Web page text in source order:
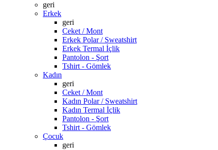
geri
Erkek
geri
Ceket / Mont
Erkek Polar / Sweatshirt
Erkek Termal İçlik
Pantolon - Şort
Tshirt - Gömlek
Kadın
geri
Ceket / Mont
Kadın Polar / Sweatshirt
Kadın Termal İçlik
Pantolon - Şort
Tshirt - Gömlek
Çocuk
geri